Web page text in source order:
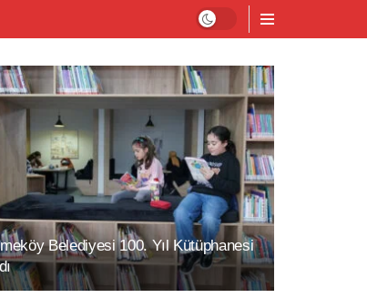
Belediyesi 100. Yıl Kütüphanesi